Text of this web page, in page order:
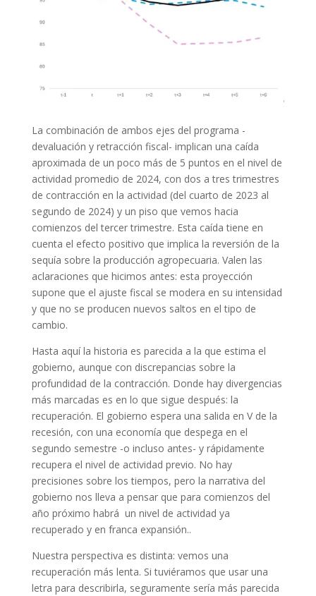
La combinación de ambos ejes del programa -
devaluación y retracción fiscal- implican una caída
aproximada de un poco más de 5 puntos en el nivel de
actividad promedio de 2024, con dos a tres trimestres
de contracción en la actividad (del cuarto de 2023 al
segundo de 2024) y un piso que vemos hacia
comienzos del tercer trimestre. Esta caída tiene en
cuenta el efecto positivo que implica la reversión de la
sequía sobre la producción agropecuaria. Valen las
aclaraciones que hicimos antes: esta proyección
supone que el ajuste fiscal se modera en su intensidad
y que no se producen nuevos saltos en el tipo de
cambio.
Hasta aquí la historia es parecida a la que estima el
gobierno, aunque con discrepancias sobre la
profundidad de la contracción. Donde hay divergencias
más marcadas es en lo que sigue después: la
recuperación. El gobierno espera una salida en V de la
recesión, con una economía que despega en el
segundo semestre -o incluso antes- y rápidamente
recupera el nivel de actividad previo. No hay
precisiones sobre los tiempos, pero la narrativa del
gobierno nos lleva a pensar que para comienzos del
año próximo habrá un nivel de actividad ya
recuperado y en franca expansión..
Nuestra perspectiva es distinta: vemos una
recuperación más lenta. Si tuviéramos que usar una
letra para describirla, seguramente sería más parecida